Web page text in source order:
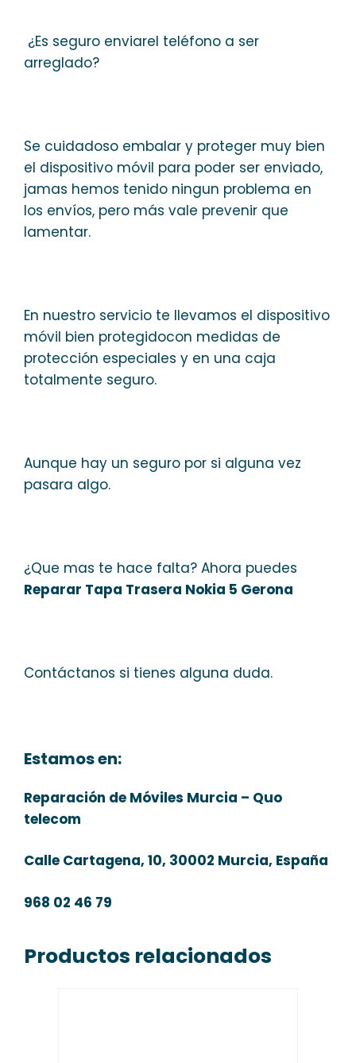
¿Es seguro enviarel teléfono a ser
arreglado?
Se cuidadoso embalar y proteger muy bien
el dispositivo móvil para poder ser enviado,
jamas hemos tenido ningun problema en
los envíos, pero más vale prevenir que
lamentar.
En nuestro servicio te llevamos el dispositivo
móvil bien protegidocon medidas de
protección especiales y en una caja
totalmente seguro.
Aunque hay un seguro por si alguna vez
pasara algo.
¿Que mas te hace falta? Ahora puedes
Reparar Tapa Trasera Nokia 5 Gerona
Contáctanos si tienes alguna duda.
Estamos en:
Reparación de Móviles Murcia – Quo
telecom
Calle Cartagena, 10, 30002 Murcia, España
968 02 46 79
Productos relacionados